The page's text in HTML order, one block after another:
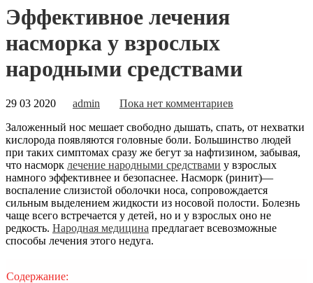
Эффективное лечения
насморка у взрослых
народными средствами
29 03 2020 admin
Пока нет комментариев
Заложенный нос мешает свободно дышать, спать, от нехватки
кислорода появляются головные боли. Большинство людей
при таких симптомах сразу же бегут за нафтизином, забывая,
что насморк лечение народными средствами у взрослых
намного эффективнее и безопаснее. Насморк (ринит)—
воспаление слизистой оболочки носа, сопровождается
сильным выделением жидкости из носовой полости. Болезнь
чаще всего встречается у детей, но и у взрослых оно не
редкость. Народная медицина предлагает всевозможные
способы лечения этого недуга.
Содержание: